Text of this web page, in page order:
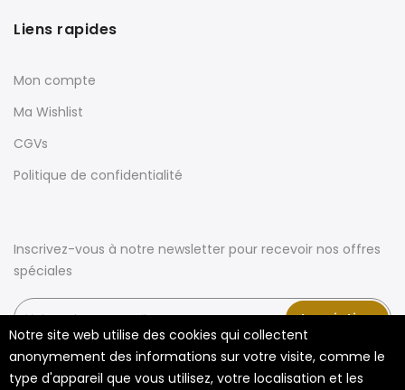
Notre site web utilise des cookies qui collectent
anonymement des informations sur votre visite, comme le
type d'appareil que vous utilisez, votre localisation et les
Liens rapides
Mon compte
Ma Wishlist
CGVs
Politique de confidentialité
Inscrivez-vous à notre newsletter pour recevoir nos offres
spéciales
Inscription